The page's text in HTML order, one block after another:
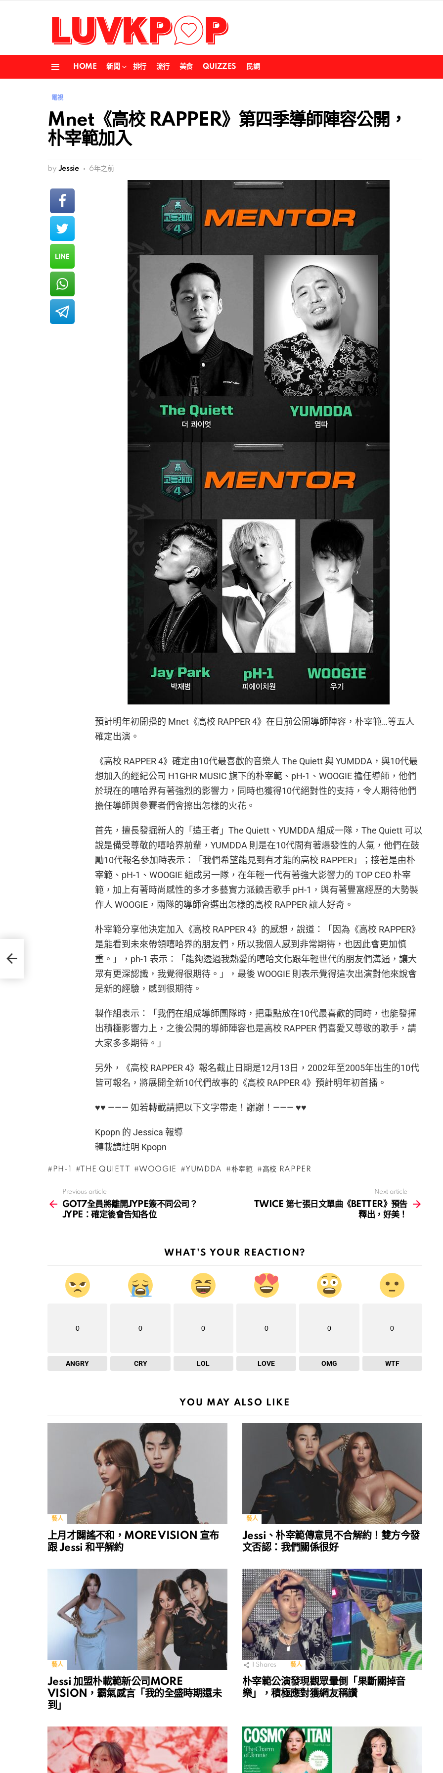
HOME 新聞 排行 流行 美食 QUIZZES 民調
電視
Mnet《高校 RAPPER》第四季導師陣容公開，
朴宰範加入
by Jessie 6年之前
預計明年初開播的 Mnet《高校 RAPPER 4》在日前公開導師陣容，朴宰範…等五人
確定出演。
《高校 RAPPER 4》確定由10代最喜歡的音樂人 The Quiett 與 YUMDDA，與10代最
想加入的經紀公司 H1GHR MUSIC 旗下的朴宰範、pH-1、WOOGIE 擔任導師，他們
於現在的嘻哈界有著強烈的影響力，同時也獲得10代絕對性的支持，令人期待他們
擔任導師與參賽者們會擦出怎樣的火花。
首先，擅長發掘新人的「造王者」The Quiett、YUMDDA 組成一隊，The Quiett 可以
說是備受尊敬的嘻哈界前輩，YUMDDA 則是在10代間有著爆發性的人氣，他們在鼓
勵10代報名參加時表示：「我們希望能見到有才能的高校 RAPPER」；接著是由朴
宰範、pH-1、WOOGIE 組成另一隊，在年輕一代有著強大影響力的 TOP CEO 朴宰
範，加上有著時尚感性的多才多藝實力派饒舌歌手 pH-1，與有著豐富經歷的大勢製
作人 WOOGIE，兩隊的導師會選出怎樣的高校 RAPPER 讓人好奇。
朴宰範分享他決定加入《高校 RAPPER 4》的感想，說道：「因為《高校 RAPPER》
是能看到未來帶領嘻哈界的朋友們，所以我個人感到非常期待，也因此會更加慎
重。」，ph-1 表示：「能夠透過我熱愛的嘻哈文化跟年輕世代的朋友們溝通，讓大
眾有更深認識，我覺得很期待。」，最後 WOOGIE 則表示覺得這次出演對他來說會
是新的經驗，感到很期待。
製作組表示：「我們在組成導師團隊時，把重點放在10代最喜歡的同時，也能發揮
出積極影響力上，之後公開的導師陣容也是高校 RAPPER 們喜愛又尊敬的歌手，請
大家多多期待。」
另外，《高校 RAPPER 4》報名截止日期是12月13日，2002年至2005年出生的10代
皆可報名，將展開全新10代們故事的《高校 RAPPER 4》預計明年初首播。
♥♥ ——— 如若轉載請把以下文字帶走！謝謝！——— ♥♥
Kpopn 的 Jessica 報導
轉載請註明 Kpopn
PH-1 THE QUIETT WOOGIE YUMDDA 朴宰範 高校 RAPPER
more
Previous article
GOT7全員將離開JYPE簽不同公司？
JYPE：確定後會告知各位
Next article
TWICE 第七張日文單曲《BETTER》預告
釋出，好美！
WHAT'S YOUR REACTION?
0
ANGRY
0
CRY
0
LOL
0
LOVE
0
OMG
0
WTF
YOU MAY ALSO LIKE
藝人
上月才闢謠不和，MORE VISION 宣布
跟 Jessi 和平解約
藝人
Jessi、朴宰範傳意見不合解約！雙方今發
文否認：我們關係很好
藝人
Jessi 加盟朴載範新公司MORE
VISION，霸氣感言「我的全盛時期還未
到」
Shares 藝人
朴宰範公演發現觀眾暈倒「果斷關掉音
樂」，積極應對獲網友稱讚